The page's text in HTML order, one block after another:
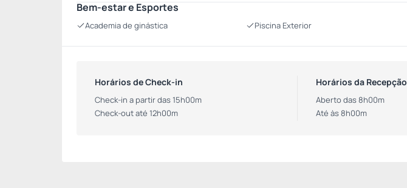
Bem-estar e Esportes
Academia de ginástica Piscina Exterior
Horários de Check-in
Check-in a partir das 15h00m
Check-out até 12h00m
Horários da Recepção
Aberto das 8h00m
Até às 8h00m